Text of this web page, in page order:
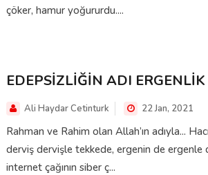
çöker, hamur yoğururdu....
EDEPSİZLİĞİN ADI ERGENLİK
Ali Haydar Cetinturk 22 Jan, 2021
Rahman ve Rahim olan Allah’ın adıyla...
derviş dervişle tekkede, ergenin de ergenle
internet çağının siber ç...